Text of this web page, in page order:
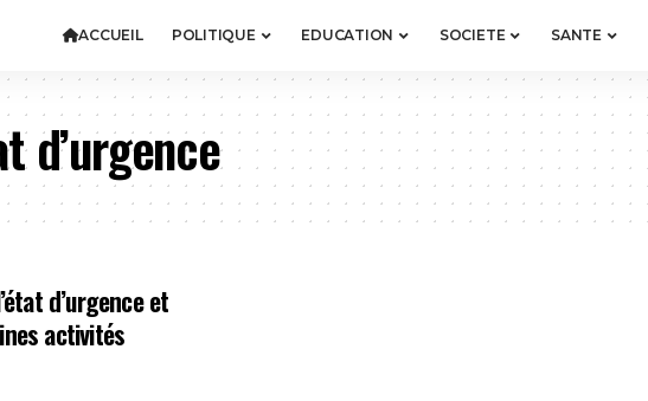
ACCUEIL POLITIQUE EDUCATION SOCIETE SANTE
d’urgence
d’urgence et
activités